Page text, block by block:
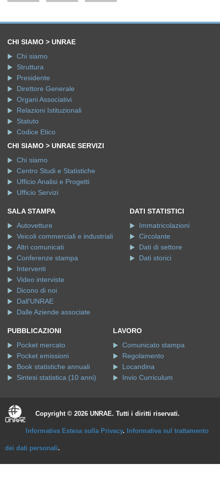
CHI SIAMO > UNRAE
Chi siamo
Struttura
Presidente
Direttore Generale
Organi Associativi
Relazioni Istituzionali
Statuto
Codice Etico
CHI SIAMO > UNRAE SERVIZI
Chi siamo
Centro Studi e Statistiche
Ufficio Analisi e Progetti
Ufficio Servizi
SALA STAMPA
Autovetture
Veicoli commerciali e industriali
Altri comunicati
Conferenze stampa
Interventi
Video interviste
Dicono di noi
Dall'UNRAE
Dalle Aziende associate
DATI STATISTICI
Immatricolazioni
Circolante
Dati di settore
Dati storici
PUBBLICAZIONI
Pocket mercato
Pocket emissioni
Book statistiche annuali
Sintesi statistica (10 anni)
LAVORO
Comunicato stampa
Regolamento
Locandina
Invio Curriculum
Copyright © 2026 UNRAE. Tutti i diritti riservati.
Informativa Estesa sulla Privacy. Informativa sul trattamento
dei dati personali.